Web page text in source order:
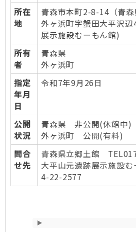
所在
地
青森市本町2-8-14（青森
外ヶ浜町字蟹田大平沢
展示施設むーもん館)
所有
者
青森県
外ヶ浜町
指定
年月
日
令和7年9月26日
公開
状況
青森県 非公開(休館中)
外ヶ浜町 公開(有料)
問合
せ先
青森県立郷土館
大平山元遺跡展示施設
4-22-2577